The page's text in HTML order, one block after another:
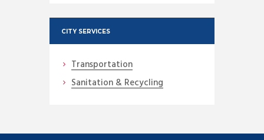
CITY SERVICES
Transportation
Sanitation & Recycling